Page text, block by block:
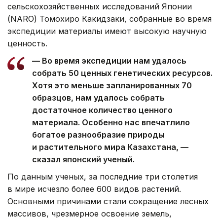
сельскохозяйственных исследований Японии
(NARO) Томохиро Какидзаки, собранные во время
экспедиции материалы имеют высокую научную
ценность.
— Во время экспедиции нам удалось
собрать 50 ценных генетических ресурсов.
Хотя это меньше запланированных 70
образцов, нам удалось собрать
достаточное количество ценного
материала. Особенно нас впечатлило
богатое разнообразие природы
и растительного мира Казахстана, —
сказал японский ученый.
По данным ученых, за последние три столетия
в мире исчезло более 600 видов растений.
Основными причинами стали сокращение лесных
массивов, чрезмерное освоение земель,